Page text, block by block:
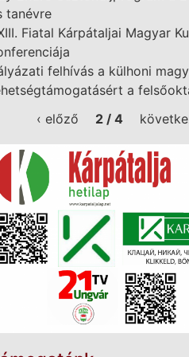
tanévre
Fiatal Kárpátaljai Magyar
felhívás a külhoni
a
‹ előző
2 / 4